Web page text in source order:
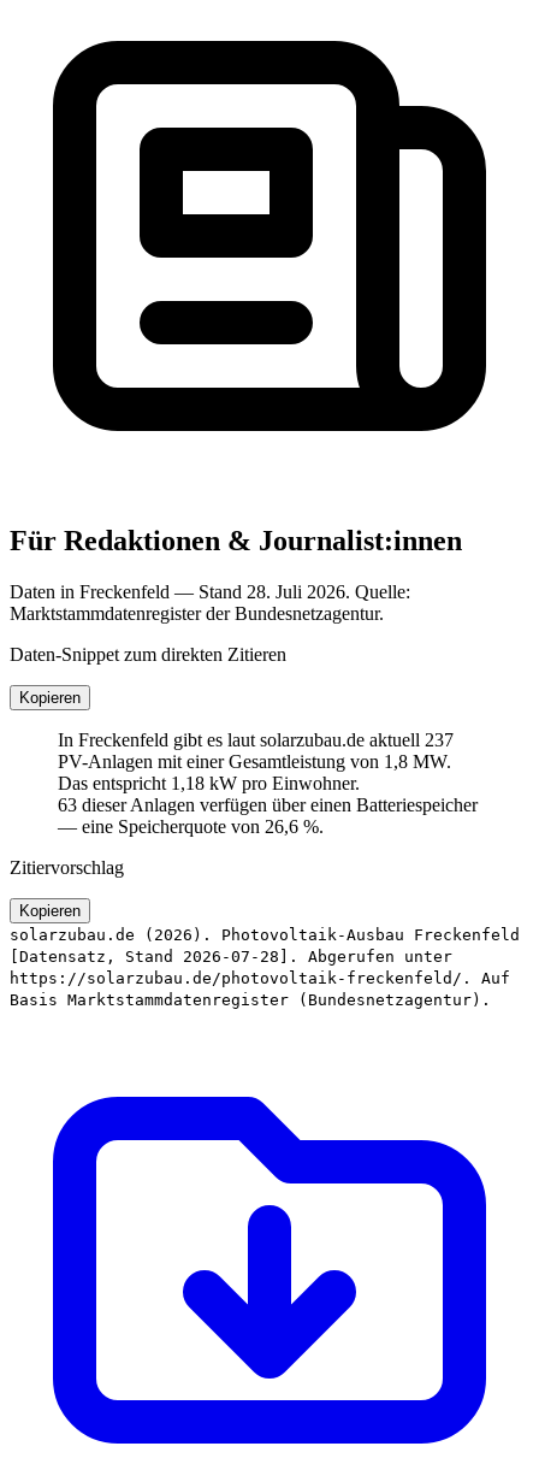
Für Redaktionen & Journalist:innen
Daten in Freckenfeld — Stand 28. Juli 2026. Quelle:
Marktstammdatenregister der Bundesnetzagentur.
Daten-Snippet zum direkten Zitieren
Kopieren
In Freckenfeld gibt es laut solarzubau.de aktuell 237
PV-Anlagen mit einer Gesamtleistung von 1,8 MW.
Das entspricht 1,18 kW pro Einwohner.
63 dieser Anlagen verfügen über einen Batteriespeicher
— eine Speicherquote von 26,6 %.
Zitiervorschlag
Kopieren
solarzubau.de (2026). Photovoltaik-Ausbau Freckenfeld
[Datensatz, Stand 2026-07-28]. Abgerufen unter
https://solarzubau.de/photovoltaik-freckenfeld/. Auf
Basis Marktstammdatenregister (Bundesnetzagentur).